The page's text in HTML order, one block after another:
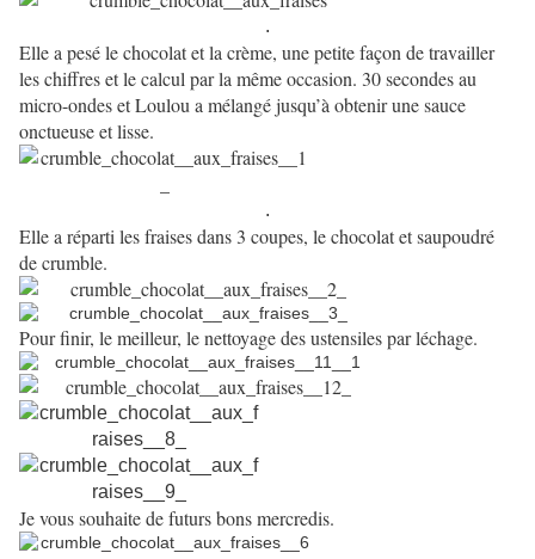
.
Elle a pesé le chocolat et la crème, une petite façon de travailler
les chiffres et le calcul par la même occasion. 30 secondes au
micro-ondes et Loulou a mélangé jusqu’à obtenir une sauce
onctueuse et lisse.
.
Elle a réparti les fraises dans 3 coupes, le chocolat et saupoudré
de crumble.
Pour finir, le meilleur, le nettoyage des ustensiles par léchage.
Je vous souhaite de futurs bons mercredis.